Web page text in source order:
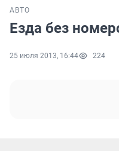
АВТО
Езда без
25 июля 2013, 16:44 224